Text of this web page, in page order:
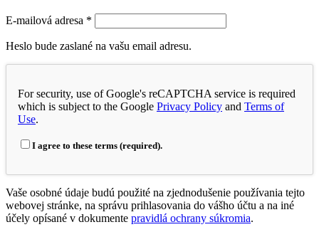
E-mailová adresa *
Heslo bude zaslané na vašu email adresu.
For security, use of Google's reCAPTCHA service is required
which is subject to the Google Privacy Policy and Terms of
Use.
I agree to these terms (required).
Vaše osobné údaje budú použité na zjednodušenie používania tejto
webovej stránke, na správu prihlasovania do vášho účtu a na iné
účely opísané v dokumente pravidlá ochrany súkromia.